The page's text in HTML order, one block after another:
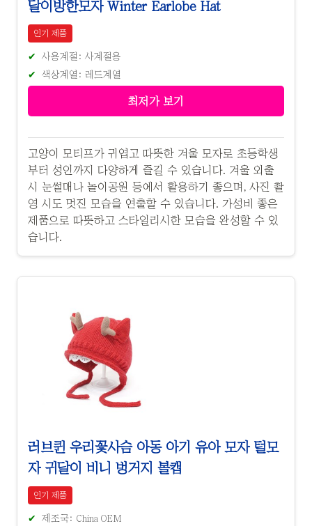
달이방한모자 Winter Earlobe Hat
인기 제품
사용계절: 사계절용
색상계열: 레드계열
최저가 보기
고양이 모티프가 귀엽고 따뜻한 겨울 모자로 초등학생
부터 성인까지 다양하게 즐길 수 있습니다. 겨울 외출
시 눈썰매나 놀이공원 등에서 활용하기 좋으며, 사진 촬
영 시도 멋진 모습을 연출할 수 있습니다. 가성비 좋은
제품으로 따뜻하고 스타일리시한 모습을 완성할 수 있
습니다.
러브퀸 우리꽃사슴 아동 아기 유아 모자 털모
자 귀달이 비니 벙거지 볼캡
인기 제품
제조국: China OEM